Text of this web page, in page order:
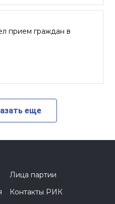
прием граждан в
еще
Лица партии
Контакты РИК